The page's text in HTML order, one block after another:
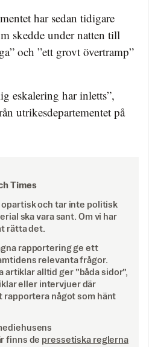
har sedan tidigare
skedde under natten till
och ”ett grovt övertramp”
eskalering har inletts”,
utrikesdepartementet på
Times
opartisk och tar inte politisk
ska vara sant. Om vi har
rätta det.
rapportering ge ett
relevanta frågor.
artiklar alltid ger ”båda sidor”,
eller intervjuer där
rapportera något som hänt
finns de pressetiska reglerna